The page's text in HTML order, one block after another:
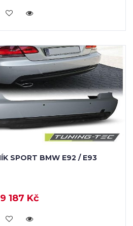
KOUPIT
SPORT BMW E92 / E93
9 187 Kč
KOUPIT